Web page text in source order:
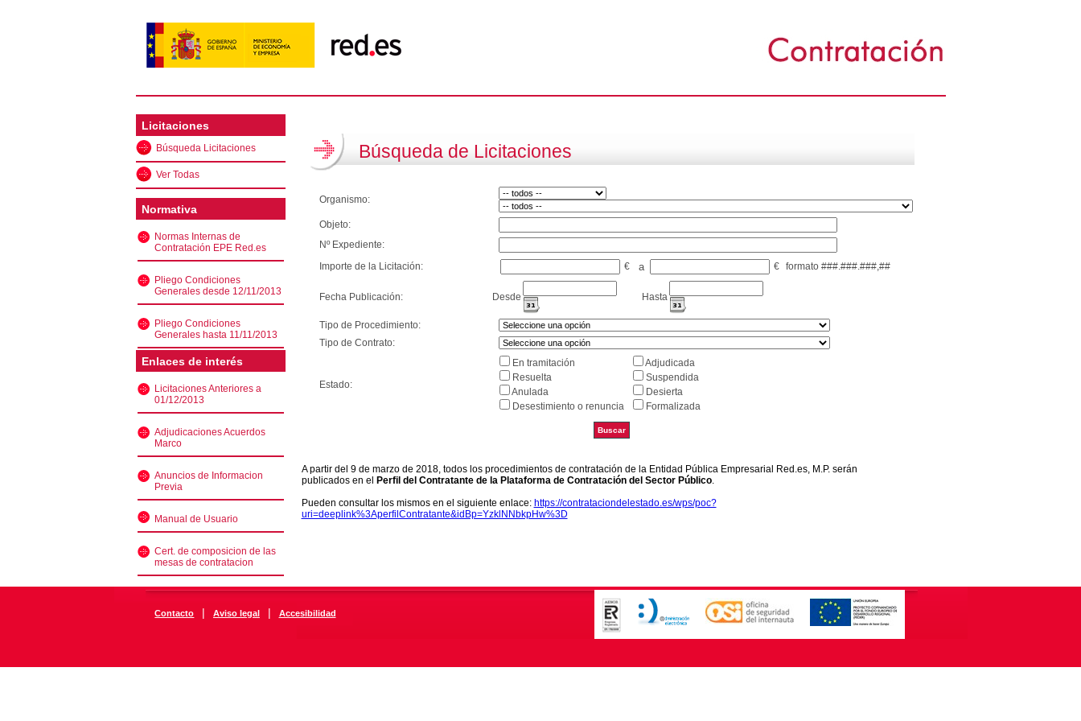
Licitaciones
Búsqueda Licitaciones
Ver Todas
Normativa
Normas Internas de
Contratación EPE Red.es
Pliego Condiciones
Generales desde 12/11/2013
Pliego Condiciones
Generales hasta 11/11/2013
Enlaces de interés
Licitaciones Anteriores a
01/12/2013
Adjudicaciones Acuerdos
Marco
Anuncios de Informacion
Previa
Manual de Usuario
Cert. de composicion de las
mesas de contratacion
Búsqueda de Licitaciones
Organismo:
Objeto:
Nº Expediente:
Importe de la Licitación:
€ a € formato ###.###.###,##
Fecha Publicación: Desde Hasta
Tipo de Procedimiento:
Tipo de Contrato:
Estado:
En tramitación
Adjudicada
Resuelta
Suspendida
Anulada
Desierta
Desestimiento o renuncia
Formalizada
A partir del 9 de marzo de 2018, todos los procedimientos de contratación de la Entidad Pública Empresarial Red.es, M.P. serán
publicados en el
Perfil del Contratante de la Plataforma de Contratación del Sector Público.
Pueden consultar los mismos en el siguiente enlace: https://contrataciondelestado.es/wps/poc?
uri=deeplink%3AperfilContratante&idBp=YzklNNbkpHw%3D
Contacto | Aviso legal | Accesibilidad